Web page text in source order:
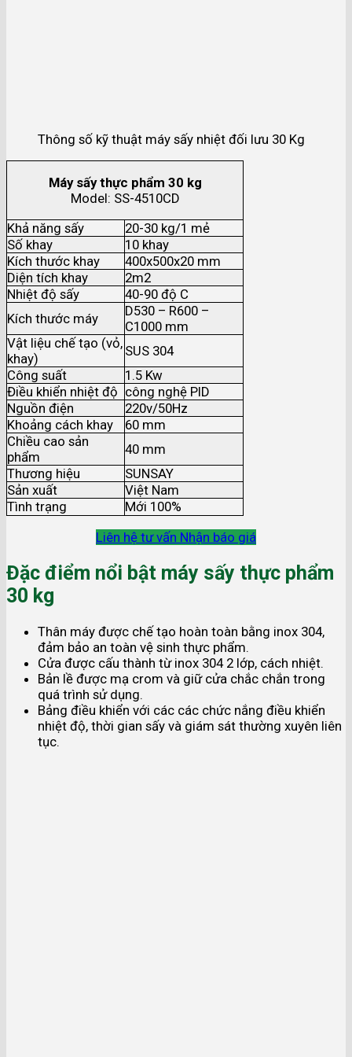
Thông số kỹ thuật máy sấy nhiệt đối lưu 30 Kg
Máy sấy thực phẩm 30 kg
Model: SS-4510CD
Khả năng sấy
20-30 kg/1 mẻ
Số khay
10 khay
Kích thước khay
400x500x20 mm
Diện tích khay
2m2
Nhiệt độ sấy
40-90 độ C
Kích thước máy
D530 – R600 –
C1000 mm
Vật liệu chế tạo (vỏ,
khay)
SUS 304
Công suất
1.5 Kw
Điều khiển nhiệt độ công nghệ PID
Nguồn điện
220v/50Hz
Khoảng cách khay
60 mm
Chiều cao sản
phẩm
40 mm
Thương hiệu
SUNSAY
Sản xuất
Việt Nam
Tình trạng
Mới 100%
Liên hệ tư vấn Nhận báo giá
Đặc điểm nổi bật máy sấy thực phẩm
30 kg
Thân máy được chế tạo hoàn toàn bằng inox 304,
đảm bảo an toàn vệ sinh thực phẩm.
Cửa được cấu thành từ inox 304 2 lớp, cách nhiệt.
Bản lề được mạ crom và giữ cửa chắc chắn trong
quá trình sử dụng.
Bảng điều khiển với các các chức nắng điều khiển
nhiệt độ, thời gian sấy và giám sát thường xuyên liên
tục.